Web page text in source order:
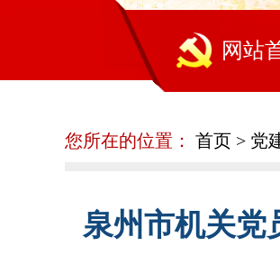
网站
您所在的位置： 首页 > 党
泉州市机关党